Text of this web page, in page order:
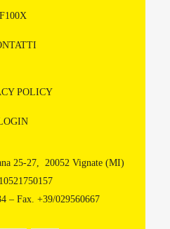
F100X
POLICY
25-27, 20052 Vignate (MI)
– Fax. +39/029560667